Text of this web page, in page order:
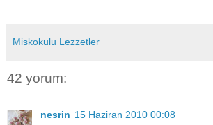
Miskokulu Lezzetler
42 yorum:
nesrin 15 Haziran 2010 00:08